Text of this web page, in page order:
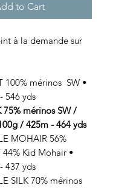
to Cart
à la demande sur
100% mérinos SW •
546 yds
mérinos SW /
/ 425m - 464 yds
MOHAIR 56%
44% Kid Mohair •
437 yds
SILK 70% mérinos